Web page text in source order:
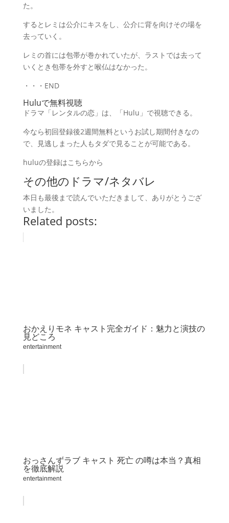
た。
するとレミは公介にキスをし、公介に背を向けその場を
去っていく。
レミの首には包帯が巻かれていたが、ラストでは去って
いくとき包帯を外すと喉仏はなかった。
・・・END
Huluで無料視聴
ドラマ「レンタルの恋」は、「Hulu」で視聴できる。
今なら初回登録後2週間無料というお試し期間付きなの
で、見逃しまった人もタダで見ることが可能である。
huluの登録はこちらから
その他のドラマ/ネタバレ
本日も最後まで読んでいただきまして、ありがとうござ
いました。
Related posts:
おかえりモネ キャスト完全ガイド：魅力と演技の
見どころ
entertainment
おっさんずラブ キャスト 死亡 の噂は本当？真相
を徹底解説
entertainment